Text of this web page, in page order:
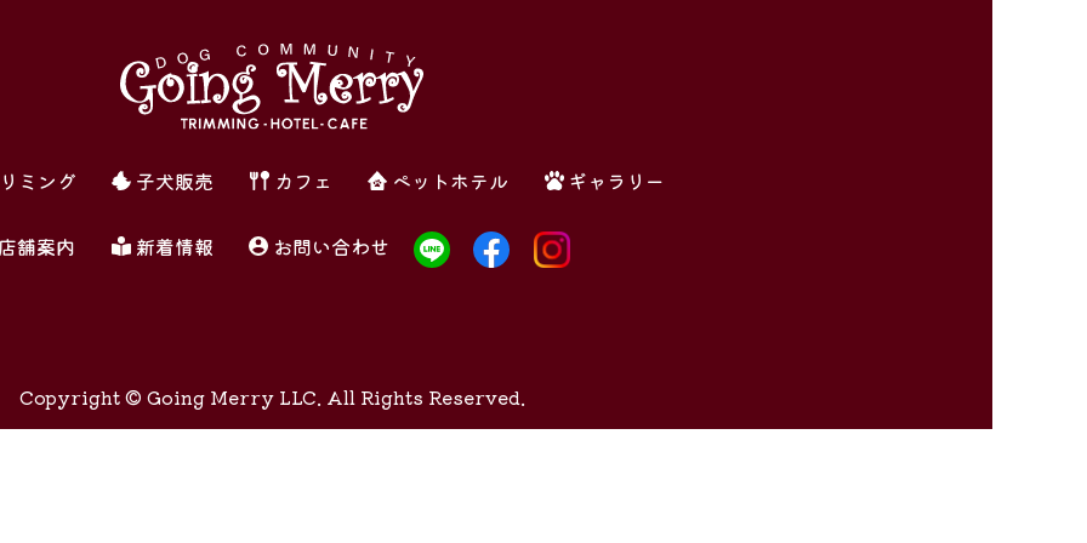
ミング 子犬販売 カフェ ペットホテル ギャラリー
店舗案内 新着情報 お問い合わせ
Copyright © Going Merry LLC. All Rights Reserved.